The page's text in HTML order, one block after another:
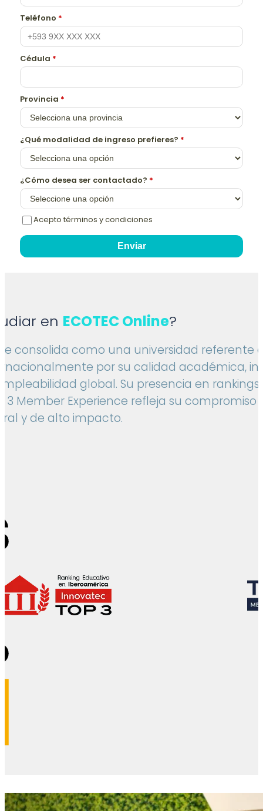
Teléfono *
Cédula *
Provincia *
¿Qué modalidad de ingreso prefieres? *
¿Cómo desea ser contactado? *
Acepto términos y condiciones
Enviar
en ECOTEC Online?
se consolida como una universidad referente
por su calidad académica,
global. Su presencia en rankings
3 Member Experience refleja su compromiso
y de alto impacto.